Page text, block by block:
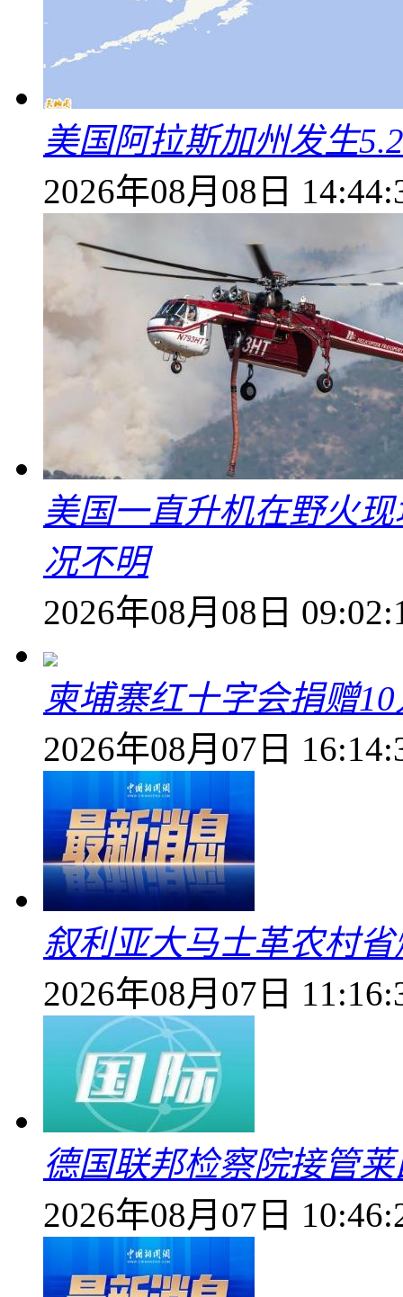
美国阿拉斯加州发生
2026年08月08日
美国一直升机在野火
况不明
2026年08月08日
柬埔寨红十字会捐赠
2026年08月07日
叙利亚大马士革农村
2026年08月07日
德国联邦检察院接管
2026年08月07日